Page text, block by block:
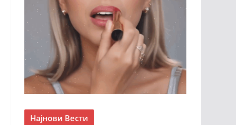
Најнови Вести